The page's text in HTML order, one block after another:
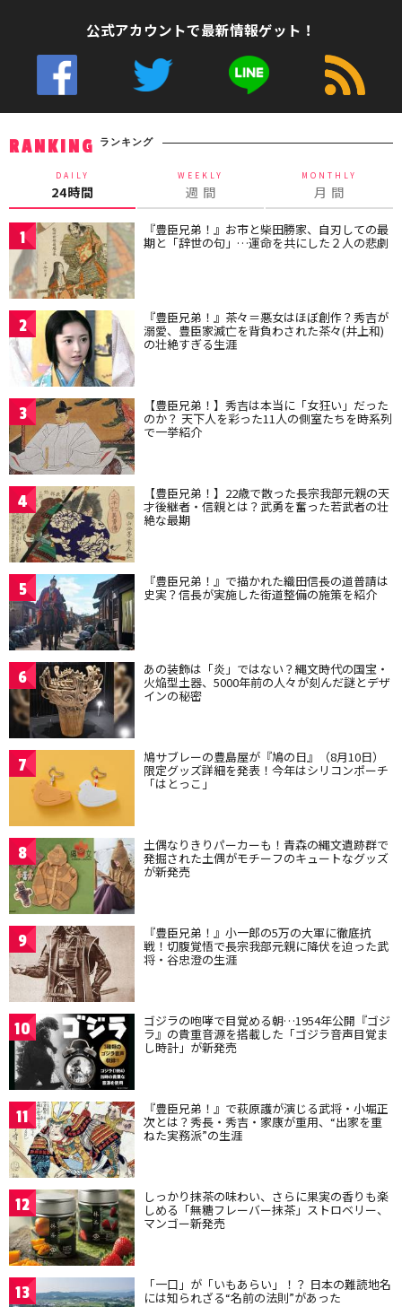
公式アカウントで最新情報ゲット！
RANKING ランキング
DAILY
24時間
WEEKLY
週 間
MONTHLY
月 間
1 『豊臣兄弟！』お市と柴田勝家、自刃しての最
期と「辞世の句」…運命を共にした２人の悲劇
2 『豊臣兄弟！』茶々＝悪女はほぼ創作？秀吉が
溺愛、豊臣家滅亡を背負わされた茶々(井上和)
の壮絶すぎる生涯
3 【豊臣兄弟！】秀吉は本当に「女狂い」だった
のか？ 天下人を彩った11人の側室たちを時系列
で一挙紹介
4 【豊臣兄弟！】22歳で散った長宗我部元親の天
才後継者・信親とは？武勇を奮った若武者の壮
絶な最期
5 『豊臣兄弟！』で描かれた織田信長の道普請は
史実？信長が実施した街道整備の施策を紹介
6 あの装飾は「炎」ではない？縄文時代の国宝・
火焔型土器、5000年前の人々が刻んだ謎とデザ
インの秘密
7 鳩サブレーの豊島屋が『鳩の日』（8月10日）
限定グッズ詳細を発表！今年はシリコンポーチ
「はとっこ」
8 土偶なりきりパーカーも！青森の縄文遺跡群で
発掘された土偶がモチーフのキュートなグッズ
が新発売
9 『豊臣兄弟！』小一郎の5万の大軍に徹底抗
戦！切腹覚悟で長宗我部元親に降伏を迫った武
将・谷忠澄の生涯
10 ゴジラの咆哮で目覚める朝…1954年公開『ゴジ
ラ』の貴重音源を搭載した「ゴジラ音声目覚ま
し時計」が新発売
11 『豊臣兄弟！』で萩原護が演じる武将・小堀正
次とは？秀長・秀吉・家康が重用、“出家を重
ねた実務派”の生涯
12 しっかり抹茶の味わい、さらに果実の香りも楽
しめる「無糖フレーバー抹茶」ストロベリー、
マンゴー新発売
13 「一口」が「いもあらい」！？ 日本の難読地名
には知られざる“名前の法則”があった